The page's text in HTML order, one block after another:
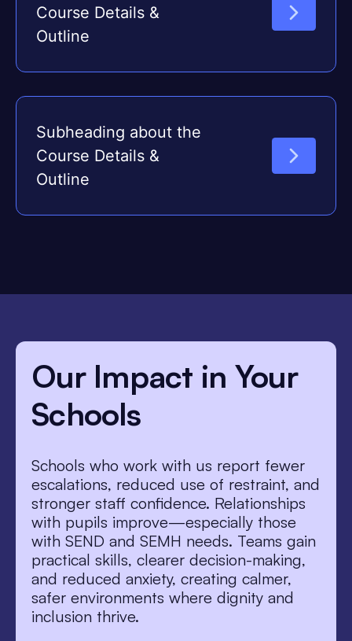
Course Details &
Outline
Subheading about the
Course Details &
Outline
Our Impact in Your
Schools
Schools who work with us report fewer
escalations, reduced use of restraint, and
stronger staff confidence. Relationships
with pupils improve—especially those
with SEND and SEMH needs. Teams gain
practical skills, clearer decision-making,
and reduced anxiety, creating calmer,
safer environments where dignity and
inclusion thrive.